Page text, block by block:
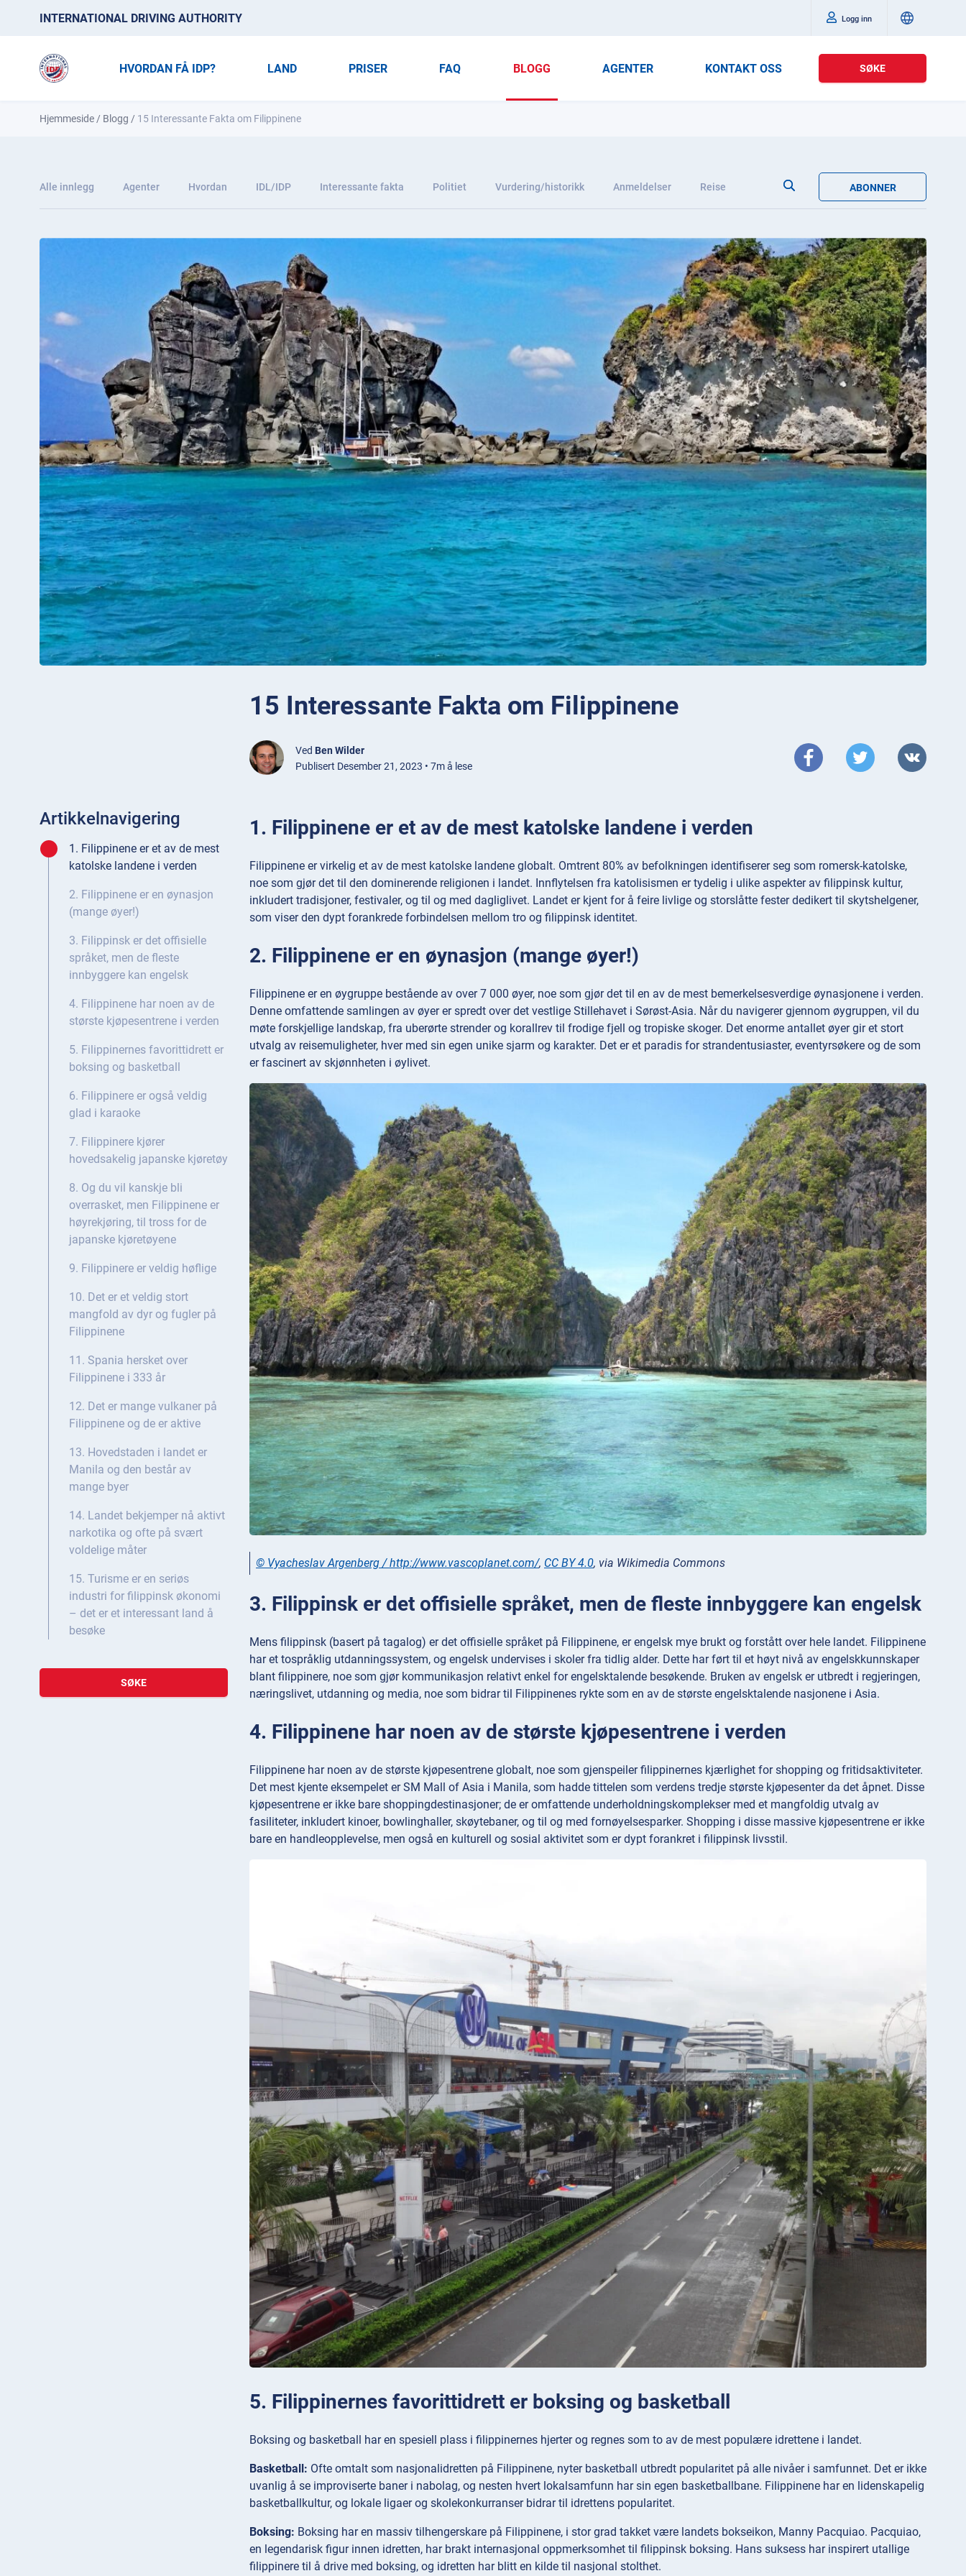
INTERNATIONAL DRIVING AUTHORITY Logg inn
HVORDAN FÅ IDP? LAND PRISER FAQ BLOGG AGENTER KONTAKT OSS SØKE
Hjemmeside / Blogg / 15 Interessante Fakta om Filippinene
Alle innlegg Agenter Hvordan IDL/IDP Interessante fakta Politiet Vurdering/historikk Anmeldelser Reise ABONNER
15 Interessante Fakta om Filippinene
Ved Ben Wilder
Publisert Desember 21, 2023 • 7m å lese
Artikkelnavigering
1. Filippinene er et av de mest
katolske landene i verden
2. Filippinene er en øynasjon
(mange øyer!)
3. Filippinsk er det offisielle
språket, men de fleste
innbyggere kan engelsk
4. Filippinene har noen av de
største kjøpesentrene i verden
5. Filippinernes favorittidrett er
boksing og basketball
6. Filippinere er også veldig
glad i karaoke
7. Filippinere kjører
hovedsakelig japanske kjøretøy
8. Og du vil kanskje bli
overrasket, men Filippinene er
høyrekjøring, til tross for de
japanske kjøretøyene
9. Filippinere er veldig høflige
10. Det er et veldig stort
mangfold av dyr og fugler på
Filippinene
11. Spania hersket over
Filippinene i 333 år
12. Det er mange vulkaner på
Filippinene og de er aktive
13. Hovedstaden i landet er
Manila og den består av
mange byer
14. Landet bekjemper nå aktivt
narkotika og ofte på svært
voldelige måter
15. Turisme er en seriøs
industri for filippinsk økonomi
– det er et interessant land å
besøke
SØKE
1. Filippinene er et av de mest katolske landene i verden
Filippinene er virkelig et av de mest katolske landene globalt. Omtrent 80% av befolkningen identifiserer seg som romersk-katolske,
noe som gjør det til den dominerende religionen i landet. Innflytelsen fra katolisismen er tydelig i ulike aspekter av filippinsk kultur,
inkludert tradisjoner, festivaler, og til og med dagliglivet. Landet er kjent for å feire livlige og storslåtte fester dedikert til skytshelgener,
som viser den dypt forankrede forbindelsen mellom tro og filippinsk identitet.
2. Filippinene er en øynasjon (mange øyer!)
Filippinene er en øygruppe bestående av over 7 000 øyer, noe som gjør det til en av de mest bemerkelsesverdige øynasjonene i verden.
Denne omfattende samlingen av øyer er spredt over det vestlige Stillehavet i Sørøst-Asia. Når du navigerer gjennom øygruppen, vil du
møte forskjellige landskap, fra uberørte strender og korallrev til frodige fjell og tropiske skoger. Det enorme antallet øyer gir et stort
utvalg av reisemuligheter, hver med sin egen unike sjarm og karakter. Det er et paradis for strandentusiaster, eventyrsøkere og de som
er fascinert av skjønnheten i øylivet.
© Vyacheslav Argenberg / http://www.vascoplanet.com/, CC BY 4.0, via Wikimedia Commons
3. Filippinsk er det offisielle språket, men de fleste innbyggere kan engelsk
Mens filippinsk (basert på tagalog) er det offisielle språket på Filippinene, er engelsk mye brukt og forstått over hele landet. Filippinene
har et tospråklig utdanningssystem, og engelsk undervises i skoler fra tidlig alder. Dette har ført til et høyt nivå av engelskkunnskaper
blant filippinere, noe som gjør kommunikasjon relativt enkel for engelsktalende besøkende. Bruken av engelsk er utbredt i regjeringen,
næringslivet, utdanning og media, noe som bidrar til Filippinenes rykte som en av de største engelsktalende nasjonene i Asia.
4. Filippinene har noen av de største kjøpesentrene i verden
Filippinene har noen av de største kjøpesentrene globalt, noe som gjenspeiler filippinernes kjærlighet for shopping og fritidsaktiviteter.
Det mest kjente eksempelet er SM Mall of Asia i Manila, som hadde tittelen som verdens tredje største kjøpesenter da det åpnet. Disse
kjøpesentrene er ikke bare shoppingdestinasjoner; de er omfattende underholdningskomplekser med et mangfoldig utvalg av
fasiliteter, inkludert kinoer, bowlinghaller, skøytebaner, og til og med fornøyelsesparker. Shopping i disse massive kjøpesentrene er ikke
bare en handleopplevelse, men også en kulturell og sosial aktivitet som er dypt forankret i filippinsk livsstil.
5. Filippinernes favorittidrett er boksing og basketball
Boksing og basketball har en spesiell plass i filippinernes hjerter og regnes som to av de mest populære idrettene i landet.
Basketball: Ofte omtalt som nasjonalidretten på Filippinene, nyter basketball utbredt popularitet på alle nivåer i samfunnet. Det er ikke
uvanlig å se improviserte baner i nabolag, og nesten hvert lokalsamfunn har sin egen basketballbane. Filippinene har en lidenskapelig
basketballkultur, og lokale ligaer og skolekonkurranser bidrar til idrettens popularitet.
Boksing: Boksing har en massiv tilhengerskare på Filippinene, i stor grad takket være landets bokseikon, Manny Pacquiao. Pacquiao,
en legendarisk figur innen idretten, har brakt internasjonal oppmerksomhet til filippinsk boksing. Hans suksess har inspirert utallige
filippinere til å drive med boksing, og idretten har blitt en kilde til nasjonal stolthet.